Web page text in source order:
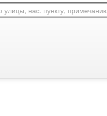
страница